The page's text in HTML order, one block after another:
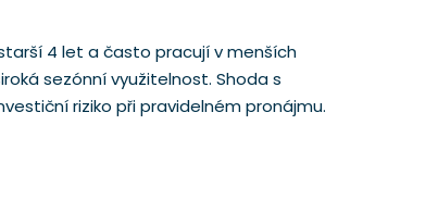
4 let a často pracují v menších
sezónní využitelnost. Shoda s
riziko při pravidelném pronájmu.